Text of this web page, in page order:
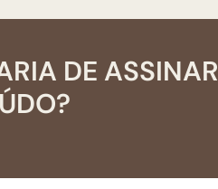
DE ASSINAR